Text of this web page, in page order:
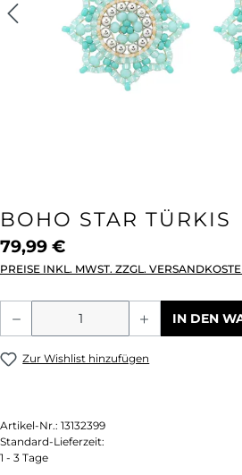
BOHO STAR TÜRKIS
79,99 €
PREISE INKL. MWST. ZZGL.
Produkt Anzahl: GibIN DEN
Zur Wishlist hinzufügen
Artikel-Nr.: 13132399
Standard-Lieferzeit:
1 - 3 Tage